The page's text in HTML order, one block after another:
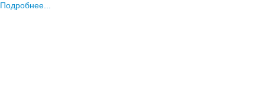
Подробнее...